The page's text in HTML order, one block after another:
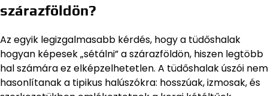
szárazföldön?
Az egyik legizgalmasabb kérdés, hogy a tüdőshalak
hogyan képesek „sétálni” a szárazföldön, hiszen legtöbb
hal számára ez elképzelhetetlen. A tüdőshalak úszói nem
hasonlítanak a tipikus halúszókra: hosszúak, izmosak, és